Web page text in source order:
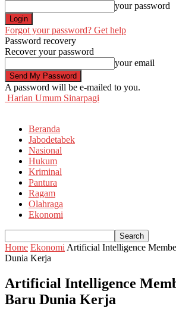
your password
Forgot your password? Get help
Password recovery
Recover your password
your email
A password will be e-mailed to you.
Harian Umum Sinarpagi
Beranda
Jabodetabek
Nasional
Hukum
Kriminal
Pantura
Ragam
Olahraga
Ekonomi
Home Ekonomi Artificial Intelligence
Dunia Kerja
Artificial Intelligence
Baru Dunia Kerja